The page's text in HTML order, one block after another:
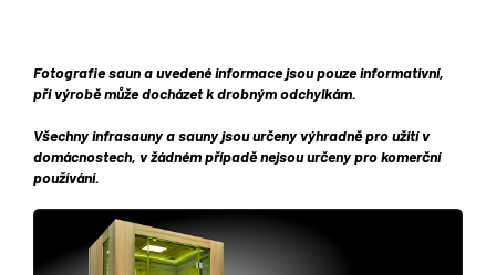
Fotografie saun a uvedené informace jsou pouze informativní,
při výrobě může docházet k drobným odchylkám.
Všechny infrasauny a sauny jsou určeny výhradně pro užití v
domácnostech, v žádném případě nejsou určeny pro komerční
používání.